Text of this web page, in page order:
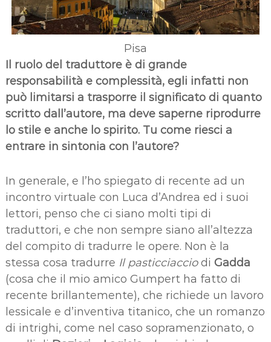
Pisa
Il ruolo del traduttore è di grande
responsabilità e complessità, egli infatti non
può limitarsi a trasporre il significato di quanto
scritto dall’autore, ma deve saperne riprodurre
lo stile e anche lo spirito. Tu come riesci a
entrare in sintonia con l’autore?
In generale, e l’ho spiegato di recente ad un
incontro virtuale con Luca d’Andrea ed i suoi
lettori, penso che ci siano molti tipi di
traduttori, e che non sempre siano all’altezza
del compito di tradurre le opere. Non è la
stessa cosa tradurre Il pasticciacciodi Gadda
(cosa che il mio amico Gumpert ha fatto di
recente brillantemente), che richiede un lavoro
lessicale e d’inventiva titanico, che un romanzo
di intrighi, come nel caso sopramenzionato, o